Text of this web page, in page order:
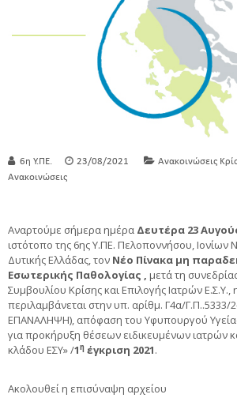
6η Υ.ΠΕ. 23/08/2021 Ανακοινώσεις
Ανακοινώσεις
Αναρτούμε σήμερα ημέρα Δευτέρα 23
ιστότοπο της 6ης Υ.ΠΕ. Πελοποννήσου, Ιονίων
Δυτικής Ελλάδας, τον Νέο Πίνακα μη
Εσωτερικής Παθολογίας , μετά τη
Συμβουλίου Κρίσης και Επιλογής Ιατρών Ε.Σ.Υ.,
περιλαμβάνεται στην υπ. αρίθμ. Γ4α/Γ.Π..5333/
ΕΠΑΝΑΛΗΨΗ), απόφαση του Υφυπουργού
για προκήρυξη θέσεων ειδικευμένων ιατρών
κλάδου ΕΣΥ» /1η έγκριση 2021.
Ακολουθεί η επισύναψη αρχείου